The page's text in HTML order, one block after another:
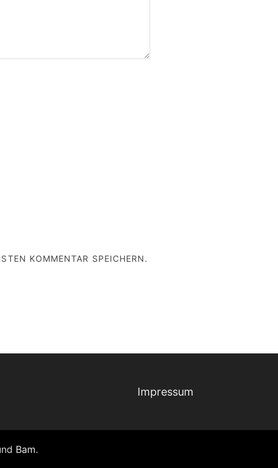
KOMMENTAR SPEICHERN.
Impressum
Bam.